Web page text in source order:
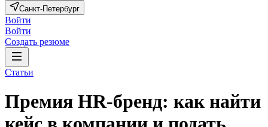
Санкт-Петербург
Войти
Войти
Создать резюме
Статьи
Премия HR-бренд: как найти